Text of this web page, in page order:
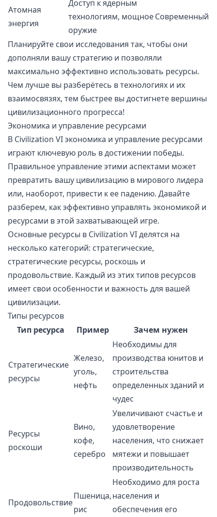
Атомная
энергия
Доступ к ядерным
технологиям, мощное
оружие
Современный
Планируйте свои исследования так, чтобы они
дополняли вашу стратегию и позволяли
максимально эффективно использовать ресурсы.
Чем лучше вы разберётесь в технологиях и их
взаимосвязях, тем быстрее вы достигнете вершины
цивилизационного прогресса!
Экономика и управление ресурсами
В Civilization VI экономика и управление ресурсами
играют ключевую роль в достижении победы.
Правильное управление этими аспектами может
превратить вашу цивилизацию в мирового лидера
или, наоборот, привести к ее падению. Давайте
разберем, как эффективно управлять экономикой и
ресурсами в этой захватывающей игре.
Основные ресурсы в Civilization VI делятся на
несколько категорий: стратегические,
стратегические ресурсы, роскошь и
продовольствие. Каждый из этих типов ресурсов
имеет свои особенности и важность для вашей
цивилизации.
Типы ресурсов
Тип ресурса
Пример Зачем нужен
Стратегические
ресурсы
Железо,
уголь,
нефть
Необходимы для
производства юнитов и
строительства
определенных зданий и
чудес
Ресурсы
роскоши
Вино,
кофе,
серебро
Увеличивают счастье и
удовлетворение
населения, что снижает
мятежи и повышает
производительность
Продовольствие
Пшеница,
рис
Необходимо для роста
населения и
обеспечения его